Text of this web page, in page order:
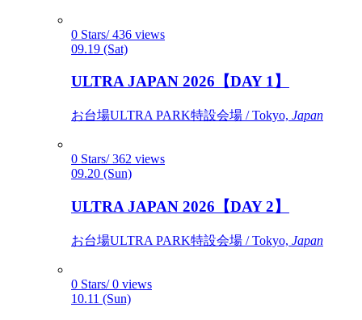
0 Stars/ 436 views
09.19 (Sat)
ULTRA JAPAN 2026【DAY 1】
お台場ULTRA PARK特設会場 / Tokyo, Japan
0 Stars/ 362 views
09.20 (Sun)
ULTRA JAPAN 2026【DAY 2】
お台場ULTRA PARK特設会場 / Tokyo, Japan
0 Stars/ 0 views
10.11 (Sun)